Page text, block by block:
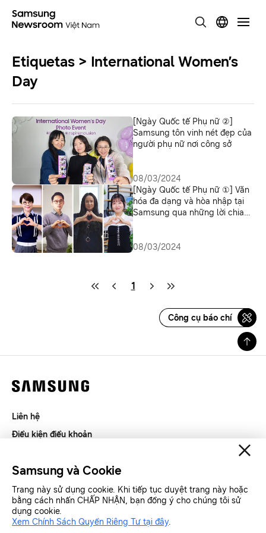
Etiquetas > International Women’s
Day
[Ngày Quốc tế Phụ nữ ②]
Samsung tôn vinh nét đẹp của
người phụ nữ nơi công sở
08/03/2024
[Ngày Quốc tế Phụ nữ ①] Văn
hóa đa dạng và hòa nhập tại
Samsung qua những lời chia
08/03/2024
1
Công cụ báo chí
Liên hệ
Điều kiện điều khoản
SAMSUNG.COM
Copyright© SAMSUNG All Rights Reserved.
Samsung và Cookie
Trang này sử dụng cookie. Khi tiếp tục duyệt trang này hoặc
bằng cách nhấn CHẤP NHẬN, bạn đồng ý cho chúng tôi sử
dụng cookie.
Xem Chính Sách Quyền Riêng Tư tại đây.